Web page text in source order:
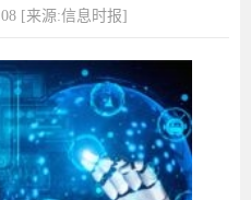
[来源:信息时报]